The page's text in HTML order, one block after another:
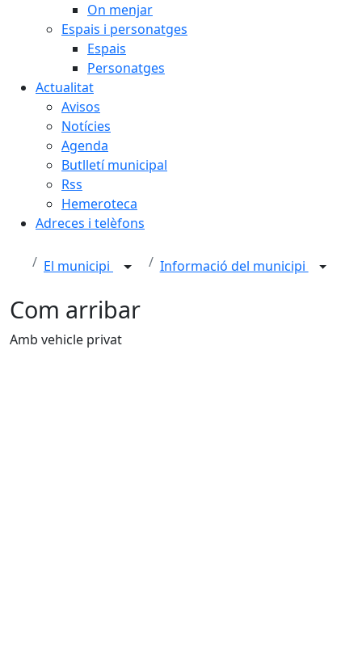
On menjar
Espais i personatges
Espais
Personatges
Actualitat
Avisos
Notícies
Agenda
Butlletí municipal
Rss
Hemeroteca
Adreces i telèfons
El municipi Informació del municipi
Com arribar
Amb vehicle privat